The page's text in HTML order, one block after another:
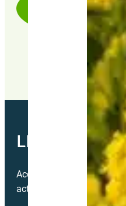
EN
LETTRE
Accédez directement à
actualité.